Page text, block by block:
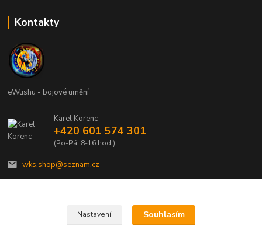
Kontakty
eWushu - bojové umění
Karel Korenc
+420 601 574 301
(Po-Pá, 8-16 hod.)
wks.shop@seznam.cz
Nastavení Souhlasím